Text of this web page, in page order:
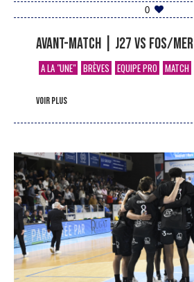
0
Avant-match | J27 vs Fos/Mer
A LA "UNE" BRÈVES EQUIPE PRO MATCH
voir plus